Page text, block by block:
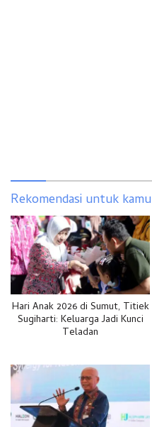
Rekomendasi untuk kamu
Hari Anak 2026 di Sumut, Titiek
Sugiharti: Keluarga Jadi Kunci
Teladan